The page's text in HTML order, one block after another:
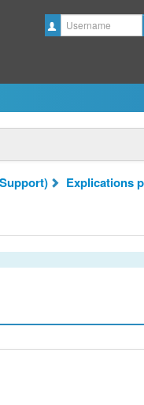
Username
Explications